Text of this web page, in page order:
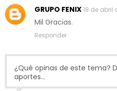
GRUPO FENIX18 de abril
Mil Gracias.
Responder
¿Qué opinas de este tema?
aportes...